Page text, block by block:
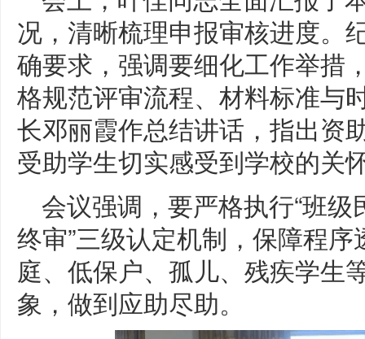
况，清晰梳理申报审核进度。
确要求，强调要细化工作举措
格规范评审流程、材料标准与
长邓丽霞作总结讲话，指出资
受助学生切实感受到学校的关
会议强调，要严格执行“班
终审”三级认定机制，保障程
庭、低保户、孤儿、残疾学生
象，做到应助尽助。